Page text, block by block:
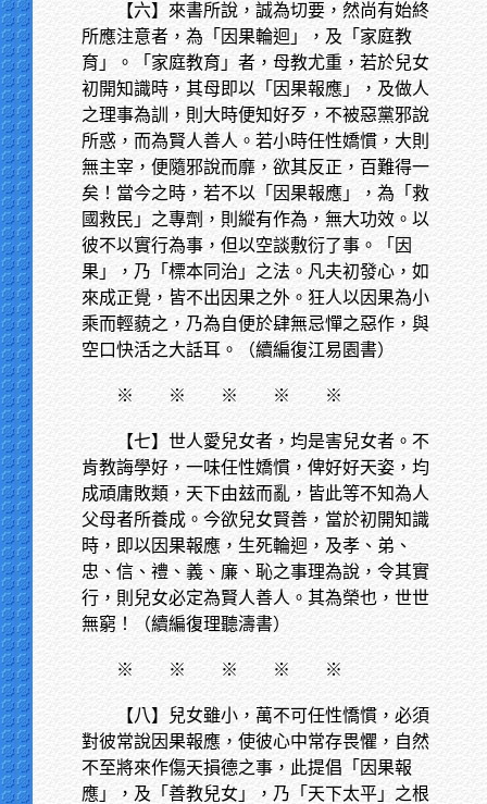
【六】來書所說，誠為切要，然尚有始終
所應注意者，為「因果輪迴」，及「家庭教
育」。「家庭教育」者，母教尤重，若於兒女
初開知識時，其母即以「因果報應」，及做人
之理事為訓，則大時便知好歹，不被惡黨邪說
所惑，而為賢人善人。若小時任性嬌慣，大則
無主宰，便隨邪說而靡，欲其反正，百難得一
矣！當今之時，若不以「因果報應」，為「救
國救民」之專劑，則縱有作為，無大功效。以
彼不以實行為事，但以空談敷衍了事。「因
果」，乃「標本同治」之法。凡夫初發心，如
來成正覺，皆不出因果之外。狂人以因果為小
乘而輕藐之，乃為自便於肆無忌憚之惡作，與
空口快活之大話耳。（續編復江易園書）
※ ※ ※ ※ ※
【七】世人愛兒女者，均是害兒女者。不
肯教誨學好，一味任性嬌慣，俾好好天姿，均
成頑庸敗類，天下由玆而亂，皆此等不知為人
父母者所養成。今欲兒女賢善，當於初開知識
時，即以因果報應，生死輪迴，及孝、弟、
忠、信、禮、義、廉、恥之事理為說，令其實
行，則兒女必定為賢人善人。其為榮也，世世
無窮！（續編復理聽濤書）
※ ※ ※ ※ ※
【八】兒女雖小，萬不可任性憍慣，必須
對彼常說因果報應，使彼心中常存畏懼，自然
不至將來作傷天損德之事，此提倡「因果報
應」，及「善教兒女」，乃「天下太平」之根